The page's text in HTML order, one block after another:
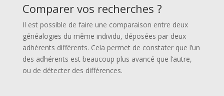
Comparer vos recherches ?
Il est possible de faire une comparaison entre deux
généalogies du même individu, déposées par deux
adhérents différents. Cela permet de constater que l’un
des adhérents est beaucoup plus avancé que l’autre,
ou de détecter des différences.